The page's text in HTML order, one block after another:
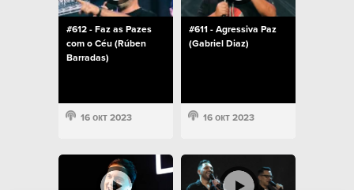
#612 - Faz as Pazes
com o Céu (Rúben
Barradas)
16 окт 2023
#611 - Agressiva Paz
(Gabriel Diaz)
16 окт 2023